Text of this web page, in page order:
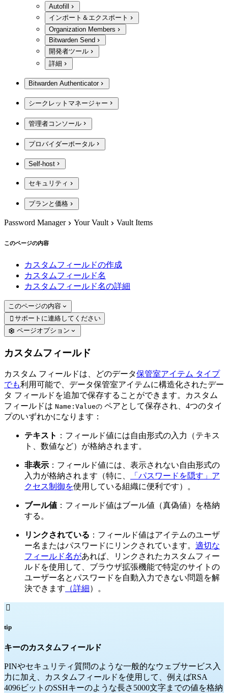
Autofill
インポート＆エクスポート
Organization Members
Bitwarden Send
開発者ツール
詳細
Bitwarden Authenticator
シークレットマネージャー
管理者コンソール
プロバイダーポータル
Self-host
セキュリティ
プランと価格
Password Manager Your Vault Vault Items
このページの内容
カスタムフィールドの作成
カスタムフィールド名
カスタムフィールド名の詳細
このページの内容
 サポートに連絡してください
ページオプション
カスタムフィールド
カスタム フィールドは、どのデータ保管室アイテム タイプ
でも利用可能で、データ保管室アイテムに構造化されたデー
タ フィールドを追加で保存することができます。カスタム
フィールドは Name:Valueの ペアとして保存され、4つのタイ
プのいずれかになります：
テキスト ：フィールド値には自由形式の入力（テキス
ト、数値など）が格納されます。
非表示 ：フィールド値には、表示されない自由形式の
入力が格納されます（特に、
「パスワードを隠す」ア
クセス制御を使用している組織に便利です）。
ブール値 ：フィールド値はブール値（真偽値）を格納
する。
リンクされている ：フィールド値はアイテムのユーザ
ー名またはパスワードにリンクされています。 適切な
フィールド名があれば、リンクされたカスタムフィー
ルドを使用して、ブラウザ拡張機能で特定のサイトの
ユーザー名とパスワードを自動入力できない問題を解
決できます （詳細）。

tip
キーのカスタムフィールド
PINやセキュリティ質問のような一般的なウェブサービス入
力に加え、カスタムフィールドを使用して、例えばRSA
4096ビットのSSHキーのような長さ5000文字までの値を格納